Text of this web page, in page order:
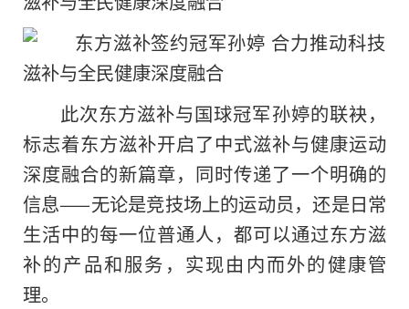
此次东方滋补与国球冠军孙婷的联袂，
标志着东方滋补开启了中式滋补与健康运动
深度融合的新篇章，同时传递了一个明确的
信息——无论是竞技场上的运动员，还是日常
生活中的每一位普通人，都可以通过东方滋
补的产品和服务，实现由内而外的健康管
理。